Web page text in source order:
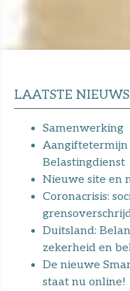
LAATSTE NIEUWS
Samenwerking
Aangiftetermijn
Belastingdienst
Nieuwe site en
Coronacrisis:
Duitsland:
zekerheid en
De nieuwe
staat nu online!